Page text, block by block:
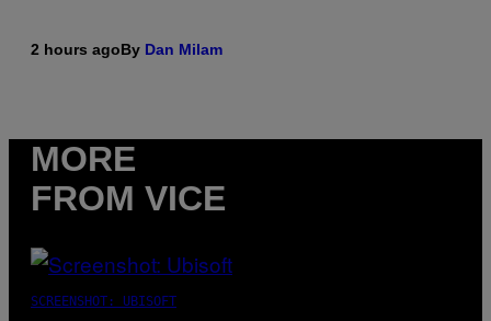
2 hours agoBy Dan Milam
MORE
FROM VICE
SCREENSHOT: UBISOFT